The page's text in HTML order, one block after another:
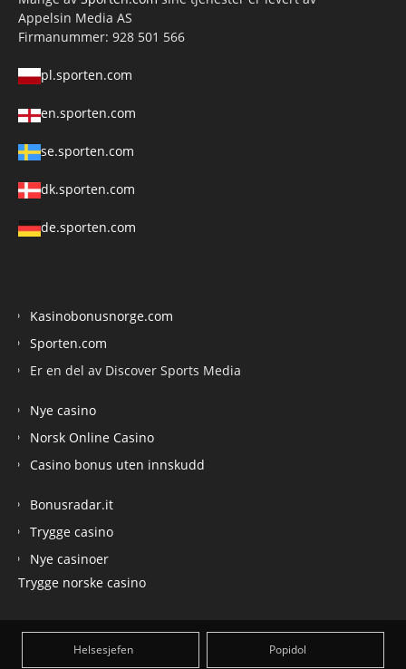
Appelsin Media AS
Firmanummer: 928 501 566
pl.sporten.com
en.sporten.com
se.sporten.com
dk.sporten.com
de.sporten.com
Kasinobonusnorge.com
Sporten.com
Er en del av Discover Sports Media
Nye casino
Norsk Online Casino
Casino bonus uten innskudd
Bonusradar.it
Trygge casino
Nye casinoer
Trygge norske casino
Helsesjefen Popidol